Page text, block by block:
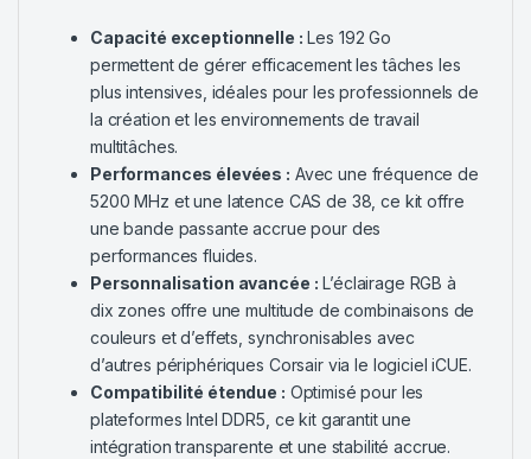
Capacité exceptionnelle : Les 192 Go
permettent de gérer efficacement les tâches les
plus intensives, idéales pour les professionnels de
la création et les environnements de travail
multitâches.
Performances élevées : Avec une fréquence de
5200 MHz et une latence CAS de 38, ce kit offre
une bande passante accrue pour des
performances fluides.
Personnalisation avancée : L’éclairage RGB à
dix zones offre une multitude de combinaisons de
couleurs et d’effets, synchronisables avec
d’autres périphériques Corsair via le logiciel iCUE.
Compatibilité étendue : Optimisé pour les
plateformes Intel DDR5, ce kit garantit une
intégration transparente et une stabilité accrue.